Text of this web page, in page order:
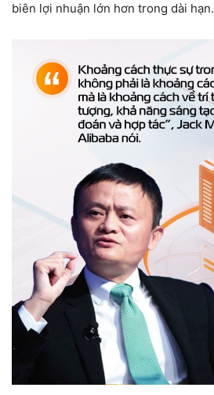
biên lợi nhuận lớn hơn trong dài hạn.